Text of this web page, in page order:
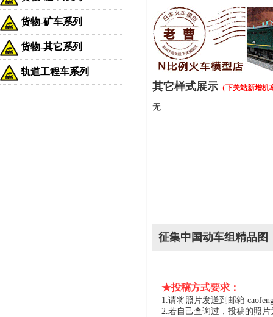
货物-矿车系列
货物-其它系列
轨道工程车系列
其它样式展示 （下关站新增
无
征集中国动车组精品图
★投稿方式要求：
1.请将照片发送到邮箱
2.若自己查询过，投稿的照